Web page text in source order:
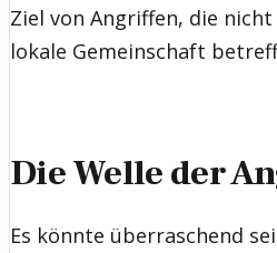
Ziel von Angriffen, die
lokale Gemeinschaft
Die Welle der
Es könnte überraschend